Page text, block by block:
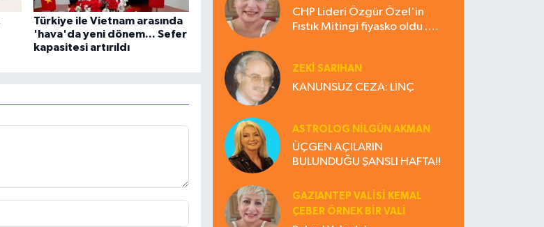
Türkiye ile Vietnam arasında
'hava'da yeni dönem... Sefer
kapasitesi artırıldı
CHP Lideri Özgür Özel'in
Fıstık Mitingi fiyasko oldu .
ZEKI SARIHAN
KANUNSUZ CEZA: LİNÇ
ASTROLOG NILGÜN AKMAN
ÜÇGEN AÇILARIN
BULUNDUĞU ŞANSLI HAFTA!!
GAZIANTEP VALISI KEMAL
ÇEBER ÖRNEK BİR VALİ